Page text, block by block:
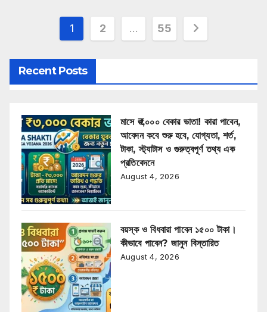
Posts
pagination
1 2 … 55
Recent Posts
মাসে ₹৩,০০০ বেকার ভাতা! কারা পাবেন,
আবেদন কবে শুরু হবে, যোগ্যতা, শর্ত,
টাকা, স্ট্যাটাস ও গুরুত্বপূর্ণ তথ্য এক
প্রতিবেদনে
August 4, 2026
বয়স্ক ও বিধবারা পাবেন ১৫০০ টাকা।
কীভাবে পাবেন? জানুন বিস্তারিত
August 4, 2026